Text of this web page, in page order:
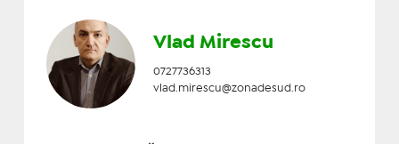
Vlad Mirescu
0727736313
vlad.mirescu@zonadesud.ro